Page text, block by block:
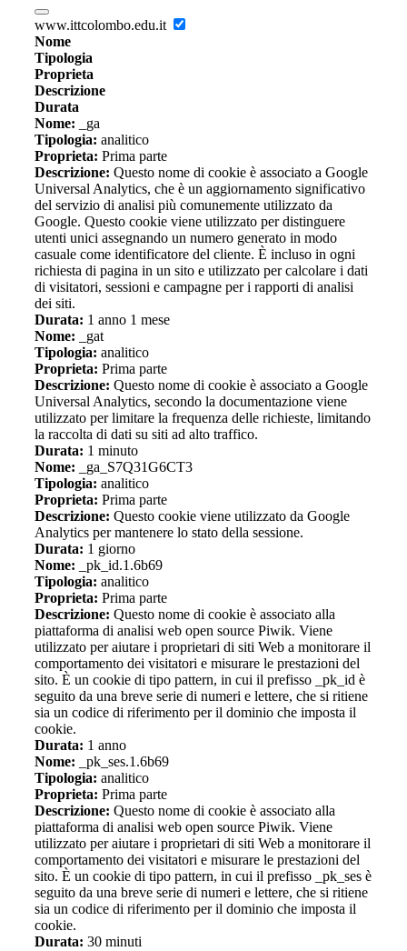
www.ittcolombo.edu.it
Nome
Tipologia
Proprieta
Descrizione
Durata
Nome: _ga
Tipologia: analitico
Proprieta: Prima parte
Descrizione: Questo nome di cookie è associato a Google
Universal Analytics, che è un aggiornamento significativo
del servizio di analisi più comunemente utilizzato da
Google. Questo cookie viene utilizzato per distinguere
utenti unici assegnando un numero generato in modo
casuale come identificatore del cliente. È incluso in ogni
richiesta di pagina in un sito e utilizzato per calcolare i dati
di visitatori, sessioni e campagne per i rapporti di analisi
dei siti.
Durata: 1 anno 1 mese
Nome: _gat
Tipologia: analitico
Proprieta: Prima parte
Descrizione: Questo nome di cookie è associato a Google
Universal Analytics, secondo la documentazione viene
utilizzato per limitare la frequenza delle richieste, limitando
la raccolta di dati su siti ad alto traffico.
Durata: 1 minuto
Nome: _ga_S7Q31G6CT3
Tipologia: analitico
Proprieta: Prima parte
Descrizione: Questo cookie viene utilizzato da Google
Analytics per mantenere lo stato della sessione.
Durata: 1 giorno
Nome: _pk_id.1.6b69
Tipologia: analitico
Proprieta: Prima parte
Descrizione: Questo nome di cookie è associato alla
piattaforma di analisi web open source Piwik. Viene
utilizzato per aiutare i proprietari di siti Web a monitorare il
comportamento dei visitatori e misurare le prestazioni del
sito. È un cookie di tipo pattern, in cui il prefisso _pk_id è
seguito da una breve serie di numeri e lettere, che si ritiene
sia un codice di riferimento per il dominio che imposta il
cookie.
Durata: 1 anno
Nome: _pk_ses.1.6b69
Tipologia: analitico
Proprieta: Prima parte
Descrizione: Questo nome di cookie è associato alla
piattaforma di analisi web open source Piwik. Viene
utilizzato per aiutare i proprietari di siti Web a monitorare il
comportamento dei visitatori e misurare le prestazioni del
sito. È un cookie di tipo pattern, in cui il prefisso _pk_ses è
seguito da una breve serie di numeri e lettere, che si ritiene
sia un codice di riferimento per il dominio che imposta il
cookie.
Durata: 30 minuti